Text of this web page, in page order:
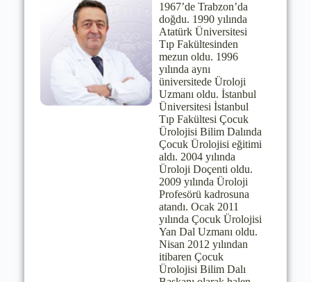
1967’de Trabzon’da
doğdu. 1990 yılında
Atatürk Üniversitesi
Tıp Fakültesinden
mezun oldu. 1996
yılında aynı
üniversitede Üroloji
Uzmanı oldu. İstanbul
Üniversitesi İstanbul
Tıp Fakültesi Çocuk
Ürolojisi Bilim Dalında
Çocuk Ürolojisi eğitimi
aldı. 2004 yılında
Üroloji Doçenti oldu.
2009 yılında Üroloji
Profesörü kadrosuna
atandı. Ocak 2011
yılında Çocuk Ürolojisi
Yan Dal Uzmanı oldu.
Nisan 2012 yılından
itibaren Çocuk
Ürolojisi Bilim Dalı